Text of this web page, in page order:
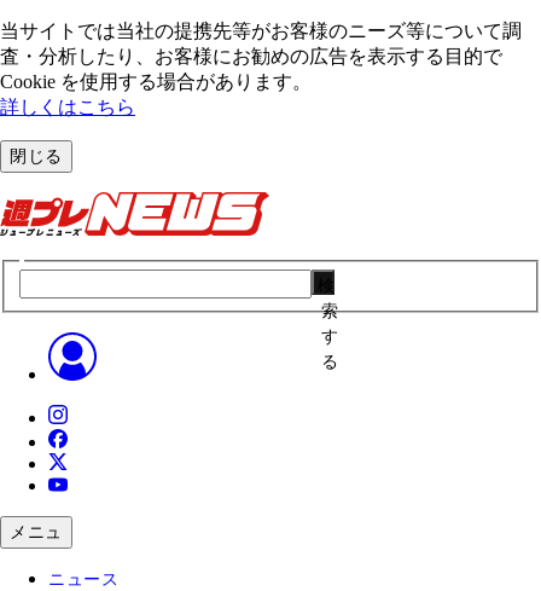
当サイトでは当社の提携先等がお客様のニーズ等について調
査・分析したり、お客様にお勧めの広告を表⽰する⽬的で
Cookie を使⽤する場合があります。
詳しくはこちら
閉じる
索
す
る
メニュ
ニュース